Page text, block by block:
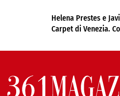
Helena Prestes e
Carpet di Venezia.